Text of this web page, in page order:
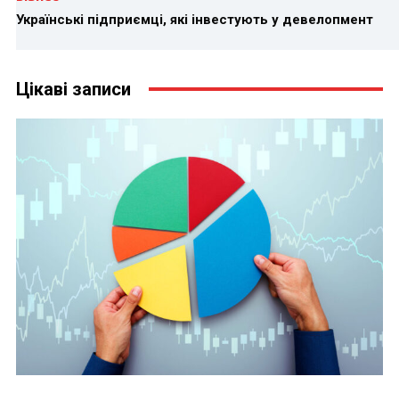
Українські підприємці, які інвестують у девелопмент
Цікаві записи